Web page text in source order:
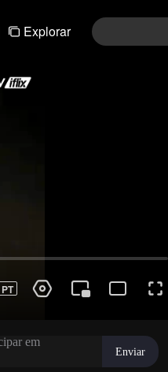
Explorar